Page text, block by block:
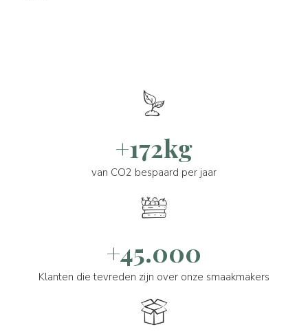
+172kg
van CO2 bespaard per jaar
+45.000
Klanten die tevreden zijn over onze smaakmakers